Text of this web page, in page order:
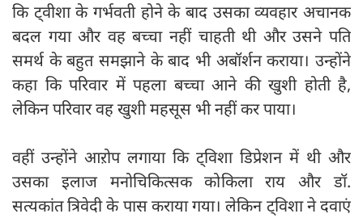
कि ट्वीशा के गर्भवती होने के बाद उसका व्यवहार अचानक
बदल गया और वह बच्चा नहीं चाहती थी और उसने पति
समर्थ के बहुत समझाने के बाद भी अबॉर्शन कराया। उन्होंने
कहा कि परिवार में पहला बच्चा आने की खुशी होती है,
लेकिन परिवार वह खुशी महसूस भी नहीं कर पाया।
वहीं उन्होंने आऱोप लगाया कि ट्विशा डिप्रेशन में थी और
उसका इलाज मनोचिकित्सक कोकिला राय और डॉ.
सत्यकांत त्रिवेदी के पास कराया गया। लेकिन ट्विशा ने दवाएं